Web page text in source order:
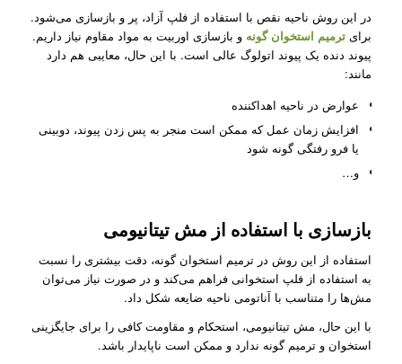
در این روش ناحیه نقص با استفاده از فلپ آزاد، پر و بازسازی می‌شود.
برای ترمیم استخوان گونه و بازسازی اوربیت به مواد مقاوم نیاز داریم.
پیوند دنده یک پیوند اتولوگ عالی است. با این حال، معایبی هم دارد
مانند:
عوارض در ناحیه اهداکننده
افزایش زمان عمل که ممکن است منجر به پس زدن پیوند، دوبینی
یا فرو رفتگی گونه ‌شود
و…
بازسازی با استفاده از مش تیتانیومی
استفاده از این روش در ترمیم استخوان گونه، دقت بیشتری را نسبت
به استفاده از فلپ استخوانی فراهم می‌کند و در صورت نیاز می‌توان
مش‌ها را متناسب با آناتومی ناحیه ضایعه شکل داد.
با این حال، مش تیتانیومی، استحکام و مقاومت کافی را برای جایگزینی
استخوان و ترمیم گونه ندارد و ممکن است ناپایدار باشد.